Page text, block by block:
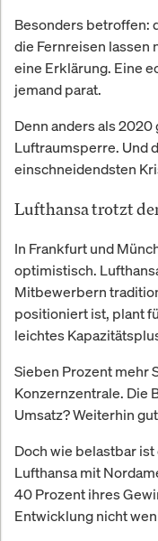
Besonders betroffen:
die Fernreisen lassen
eine Erklärung. Eine
jemand parat.
Denn anders als
Luftraumsperre. Und
einschneidendsten
Lufthansa trotzt
In Frankfurt und
optimistisch.
Mitbewerbern
positioniert ist, plant
leichtes
Sieben Prozent mehr
Konzernzentrale. Die
Umsatz? Weiterhin
Doch wie belastbar
Lufthansa mit
40 Prozent ihres
Entwicklung nicht